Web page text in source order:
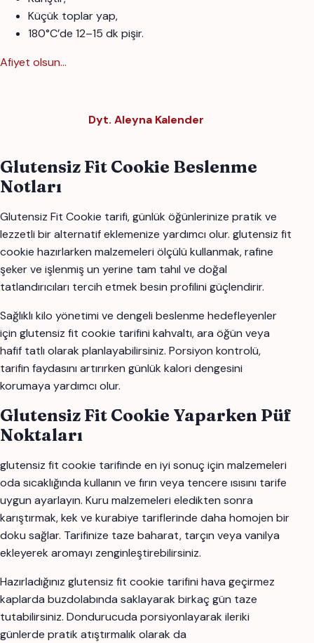
Küçük toplar yap,
180°C’de 12–15 dk pişir.
Afiyet olsun...
Dyt. Aleyna Kalender
Glutensiz Fit Cookie Beslenme
Notları
Glutensiz Fit Cookie tarifi, günlük öğünlerinize pratik ve
lezzetli bir alternatif eklemenize yardımcı olur. glutensiz fit
cookie hazırlarken malzemeleri ölçülü kullanmak, rafine
şeker ve işlenmiş un yerine tam tahıl ve doğal
tatlandırıcıları tercih etmek besin profilini güçlendirir.
Sağlıklı kilo yönetimi ve dengeli beslenme hedefleyenler
için glutensiz fit cookie tarifini kahvaltı, ara öğün veya
hafif tatlı olarak planlayabilirsiniz. Porsiyon kontrolü,
tarifin faydasını artırırken günlük kalori dengesini
korumaya yardımcı olur.
Glutensiz Fit Cookie Yaparken Püf
Noktaları
glutensiz fit cookie tarifinde en iyi sonuç için malzemeleri
oda sıcaklığında kullanın ve fırın veya tencere ısısını tarife
uygun ayarlayın. Kuru malzemeleri eledikten sonra
karıştırmak, kek ve kurabiye tariflerinde daha homojen bir
doku sağlar. Tarifinize taze baharat, tarçın veya vanilya
ekleyerek aromayı zenginleştirebilirsiniz.
Hazırladığınız glutensiz fit cookie tarifini hava geçirmez
kaplarda buzdolabında saklayarak birkaç gün taze
tutabilirsiniz. Dondurucuda porsiyonlayarak ileriki
günlerde pratik atıştırmalık olarak da